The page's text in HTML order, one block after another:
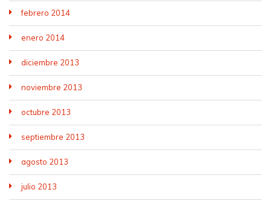
febrero 2014
enero 2014
diciembre 2013
noviembre 2013
octubre 2013
septiembre 2013
agosto 2013
julio 2013